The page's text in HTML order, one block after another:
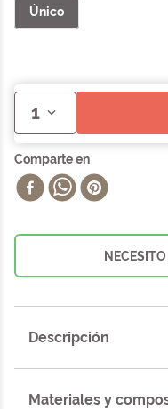
Único
1
Descripción
Materiales y